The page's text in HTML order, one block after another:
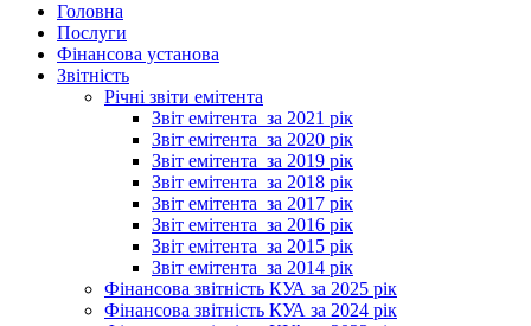
Головна
Послуги
Фінансова установа
Звітність
Річні звіти емітента
Звіт емітента_за 2021 рік
Звіт емітента_за 2020 рік
Звіт емітента_за 2019 рік
Звіт емітента_за 2018 рік
Звіт емітента_за 2017 рік
Звіт емітента_за 2016 рік
Звіт емітента_за 2015 рік
Звіт емітента_за 2014 рік
Фінансова звітність КУА за 2025 рік
Фінансова звітність КУА за 2024 рік